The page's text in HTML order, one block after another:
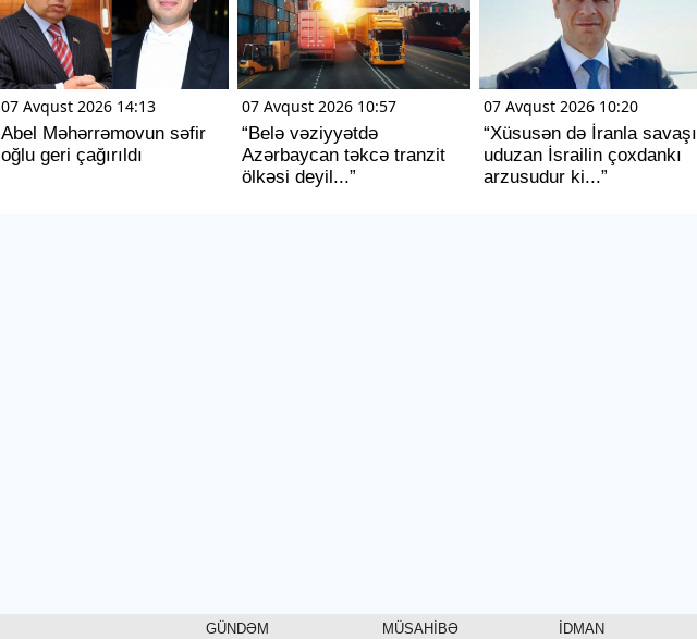
07 Avqust 2026 14:13
Abel Məhərrəmovun səfir
oğlu geri çağırıldı
07 Avqust 2026 10:57
“Belə vəziyyətdə
Azərbaycan təkcə tranzit
ölkəsi deyil...”
07 Avqust 2026 10:20
“Xüsusən də İranla savaşı
uduzan İsrailin çoxdankı
arzusudur ki...”
GÜNDƏM MÜSAHİBƏ İDMAN